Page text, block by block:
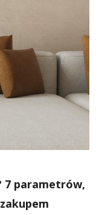
7 parametrów,